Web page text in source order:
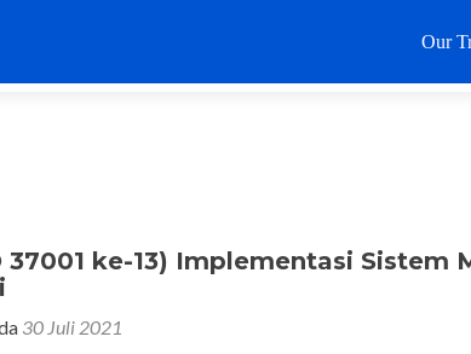
37001 ke-13) Implementasi
30 Juli 2021
Our